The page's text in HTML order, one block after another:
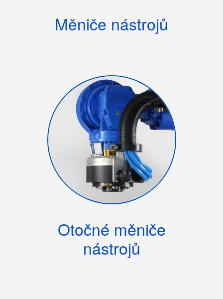
Měniče nástrojů
Otočné měniče
nástrojů